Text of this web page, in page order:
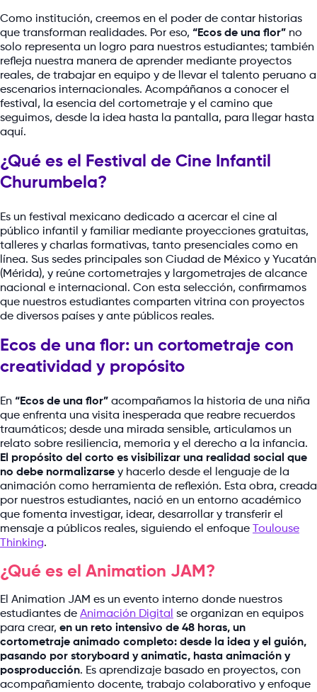
Como institución, creemos en el poder de contar historias
que transforman realidades. Por eso, “Ecos de una flor” no
solo representa un logro para nuestros estudiantes; también
refleja nuestra manera de aprender mediante proyectos
reales, de trabajar en equipo y de llevar el talento peruano a
escenarios internacionales. Acompáñanos a conocer el
festival, la esencia del cortometraje y el camino que
seguimos, desde la idea hasta la pantalla, para llegar hasta
aquí.
¿Qué es el Festival de Cine Infantil
Churumbela?
Es un festival mexicano dedicado a acercar el cine al
público infantil y familiar mediante proyecciones gratuitas,
talleres y charlas formativas, tanto presenciales como en
línea. Sus sedes principales son Ciudad de México y Yucatán
(Mérida), y reúne cortometrajes y largometrajes de alcance
nacional e internacional. Con esta selección, confirmamos
que nuestros estudiantes comparten vitrina con proyectos
de diversos países y ante públicos reales.
Ecos de una flor: un cortometraje con
creatividad y propósito
En “Ecos de una flor” acompañamos la historia de una niña
que enfrenta una visita inesperada que reabre recuerdos
traumáticos; desde una mirada sensible, articulamos un
relato sobre resiliencia, memoria y el derecho a la infancia.
El propósito del corto es visibilizar una realidad social que
no debe normalizarse y hacerlo desde el lenguaje de la
animación como herramienta de reflexión. Esta obra, creada
por nuestros estudiantes, nació en un entorno académico
que fomenta investigar, idear, desarrollar y transferir el
mensaje a públicos reales, siguiendo el enfoque
Toulouse
Thinking.
¿Qué es el Animation JAM?
El Animation JAM es un evento interno donde nuestros
estudiantes de Animación Digital se organizan en equipos
para crear, en un reto intensivo de 48 horas, un
cortometraje animado completo: desde la idea y el guión,
pasando por storyboard y animatic, hasta animación y
posproducción. Es aprendizaje basado en proyectos, con
acompañamiento docente, trabajo colaborativo y enfoque